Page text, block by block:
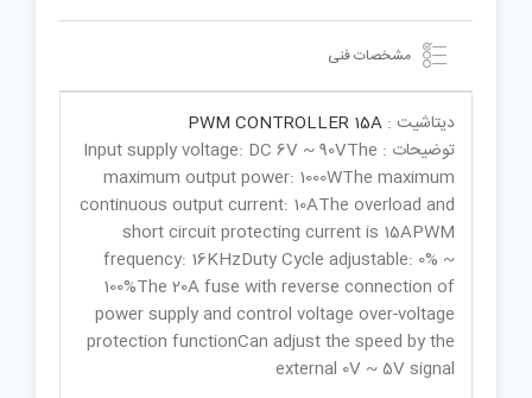
مشخصات فنی
دیتاشیت : PWM CONTROLLER 15A
توضیحات : Input supply voltage: DC 6V ~ 90VThe
maximum output power: 1000WThe maximum
continuous output current: 10AThe overload and
short circuit protecting current is 15APWM
frequency: 16KHzDuty Cycle adjustable: 0% ~
100%The 20A fuse with reverse connection of
power supply and control voltage over-voltage
protection functionCan adjust the speed by the
external 0V ~ 5V signal